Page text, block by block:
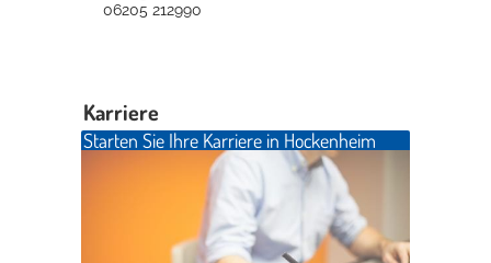
06205 212990
Karriere
Starten Sie Ihre Karriere in Hockenheim